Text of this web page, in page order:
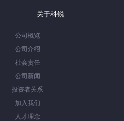
关于科锐
公司概览
公司介绍
社会责任
公司新闻
投资者关系
加入我们
人才理念